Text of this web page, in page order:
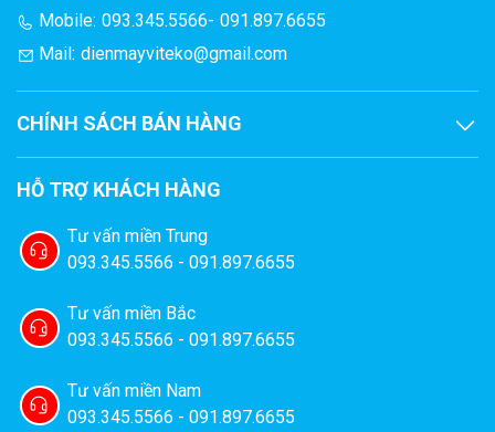
Mobile: 093.345.5566- 091.897.6655
Mail: dienmayviteko@gmail.com
CHÍNH SÁCH BÁN HÀNG
HỖ TRỢ KHÁCH HÀNG
Tư vấn miền Trung
093.345.5566 - 091.897.6655
Tư vấn miền Bắc
093.345.5566 - 091.897.6655
Tư vấn miền Nam
093.345.5566 - 091.897.6655